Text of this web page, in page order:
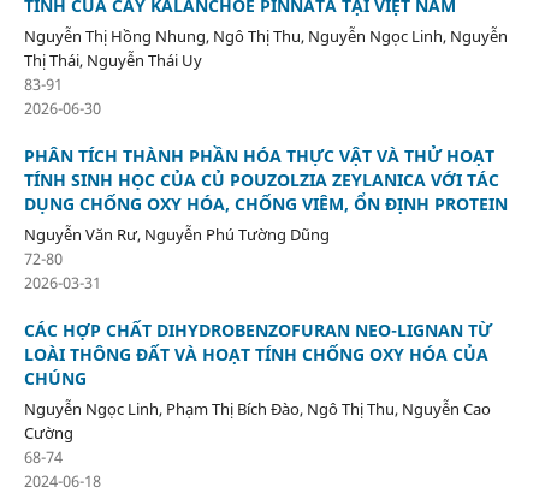
TÍNH CỦA CÂY KALANCHOE PINNATA TẠI VIỆT NAM
Nguyễn Thị Hồng Nhung, Ngô Thị Thu, Nguyễn Ngọc Linh, Nguyễn
Thị Thái, Nguyễn Thái Uy
83-91
2026-06-30
PHÂN TÍCH THÀNH PHẦN HÓA THỰC VẬT VÀ THỬ HOẠT
TÍNH SINH HỌC CỦA CỦ POUZOLZIA ZEYLANICA VỚI TÁC
DỤNG CHỐNG OXY HÓA, CHỐNG VIÊM, ỔN ĐỊNH PROTEIN
Nguyễn Văn Rư, Nguyễn Phú Tường Dũng
72-80
2026-03-31
CÁC HỢP CHẤT DIHYDROBENZOFURAN NEO-LIGNAN TỪ
LOÀI THÔNG ĐẤT VÀ HOẠT TÍNH CHỐNG OXY HÓA CỦA
CHÚNG
Nguyễn Ngọc Linh, Phạm Thị Bích Đào, Ngô Thị Thu, Nguyễn Cao
Cường
68-74
2024-06-18